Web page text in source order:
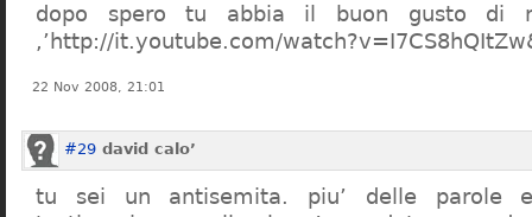
dopo spero tu abbia il buon gusto di
,’http://it.youtube.com/
22 Nov 2008, 21:01
#29 david calo’
tu sei un antisemita. piu’ delle parole